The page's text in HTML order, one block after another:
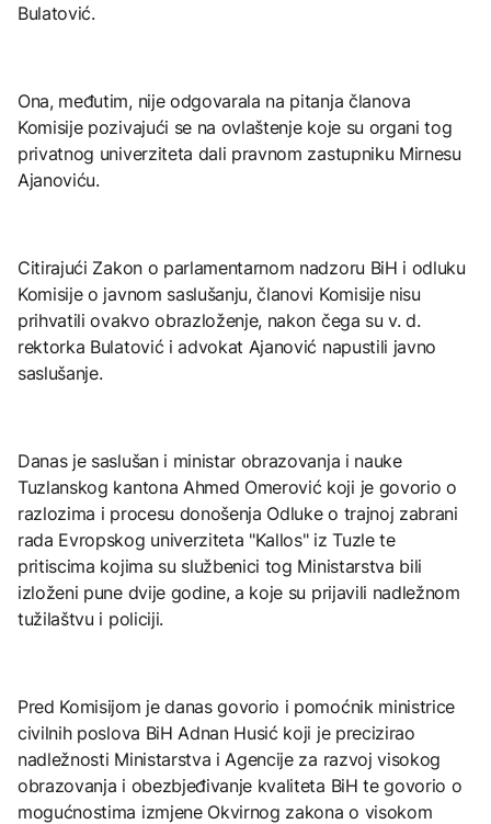
Bulatović.
Ona, međutim, nije odgovarala na pitanja članova
Komisije pozivajući se na ovlaštenje koje su organi tog
privatnog univerziteta dali pravnom zastupniku Mirnesu
Ajanoviću.
Citirajući Zakon o parlamentarnom nadzoru BiH i odluku
Komisije o javnom saslušanju, članovi Komisije nisu
prihvatili ovakvo obrazloženje, nakon čega su v. d.
rektorka Bulatović i advokat Ajanović napustili javno
saslušanje.
Danas je saslušan i ministar obrazovanja i nauke
Tuzlanskog kantona Ahmed Omerović koji je govorio o
razlozima i procesu donošenja Odluke o trajnoj zabrani
rada Evropskog univerziteta "Kallos" iz Tuzle te
pritiscima kojima su službenici tog Ministarstva bili
izloženi pune dvije godine, a koje su prijavili nadležnom
tužilaštvu i policiji.
Pred Komisijom je danas govorio i pomoćnik ministrice
civilnih poslova BiH Adnan Husić koji je precizirao
nadležnosti Ministarstva i Agencije za razvoj visokog
obrazovanja i obezbjeđivanje kvaliteta BiH te govorio o
mogućnostima izmjene Okvirnog zakona o visokom